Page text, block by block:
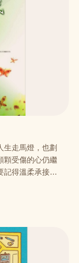
生走馬燈，也劃
顆受傷的心仍繼
記得溫柔承接自